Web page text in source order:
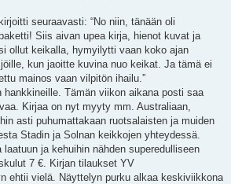
seuraavasti: “No niin, tänään oli
Siis aivan upea kirja, hienot kuvat ja
ollut keikalla, hymyilytti vaan koko ajan
kun jaoitte kuvina nuo keikat. Ja tämä ei
mainos vaan vilpitön ihailu.”
Tämän viikon aikana posti saa
Kirjaa on nyt myyty mm. Australiaan,
asti puhumattakaan ruotsalaisten ja muiden
Stadin ja Solnan keikkojen yhteydessä.
ja kehuihin nähden superedulliseen
7 €. Kirjan tilaukset YV
ehtii vielä. Näyttelyn purku alkaa keskiviikkona